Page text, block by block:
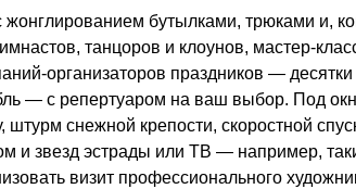
жонглированием бутылками, трюками и,
танцоров и клоунов, мастер-
организаторов праздников —
— с репертуаром на ваш выбор. Под
штурм снежной крепости, скоростной
и звезд эстрады или ТВ — например,
визит профессионального